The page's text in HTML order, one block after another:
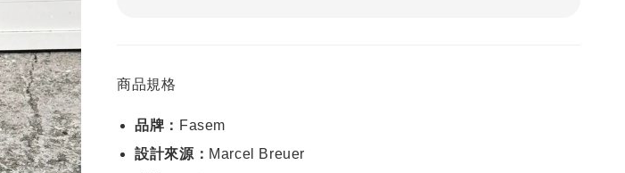
商品規格
品牌： Fasem
設計來源： Marcel Breuer